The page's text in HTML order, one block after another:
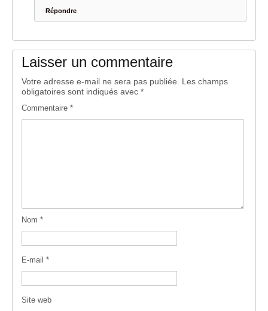
Répondre
Laisser un commentaire
Votre adresse e-mail ne sera pas publiée.
Les champs
obligatoires sont indiqués avec *
Commentaire *
Nom *
E-mail *
Site web